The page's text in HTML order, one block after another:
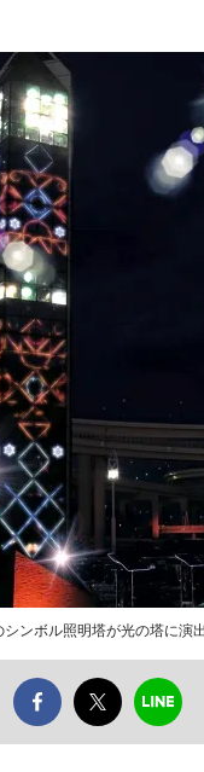
ンボル照明塔が光の塔に演